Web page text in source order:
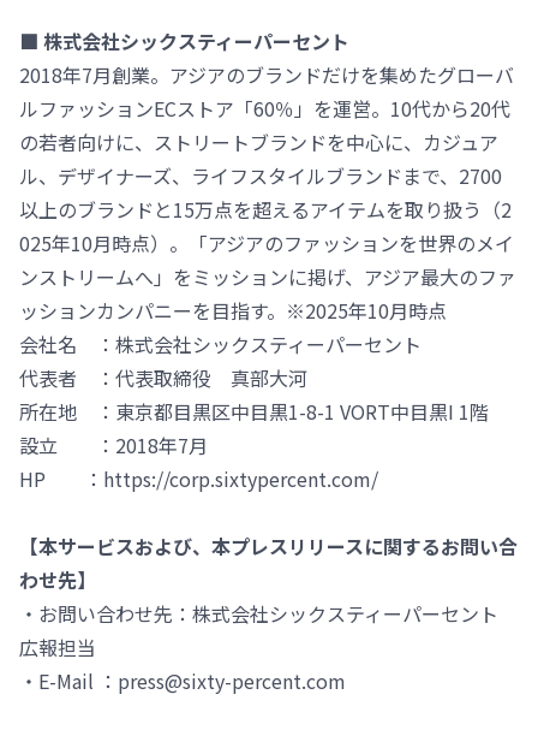
■ 株式会社シックスティーパーセント
2018年7月創業。アジアのブランドだけを集めたグローバ
ルファッションECストア「60％」を運営。10代から20代
の若者向けに、ストリートブランドを中心に、カジュア
ル、デザイナーズ、ライフスタイルブランドまで、2700
以上のブランドと15万点を超えるアイテムを取り扱う（2
025年10月時点）。「アジアのファッションを世界のメイ
ンストリームへ」をミッションに掲げ、アジア最大のファ
ッションカンパニーを目指す。※2025年10月時点
会社名 ：株式会社シックスティーパーセント
代表者 ：代表取締役 真部大河
所在地 ：東京都目黒区中目黒1-8-1 VORT中目黒I 1階
設立 ：2018年7月
HP ：https://corp.sixtypercent.com/
【本サービスおよび、本プレスリリースに関するお問い合
わせ先】
・お問い合わせ先：株式会社シックスティーパーセント
広報担当
・E-Mail ：press@sixty-percent.com